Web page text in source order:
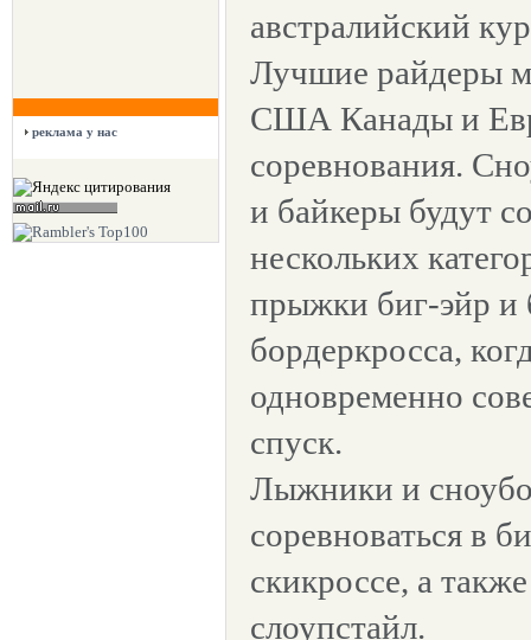
реклама у нас
австралийский
Лучшие райдеры
США Канады и
соревнования.
и байкеры будут
нескольких
прыжки биг-эйр и
бордеркросса,
одновременно
спуск.
Лыжники и
соревноваться в
скикроссе, а
слоупстайл.